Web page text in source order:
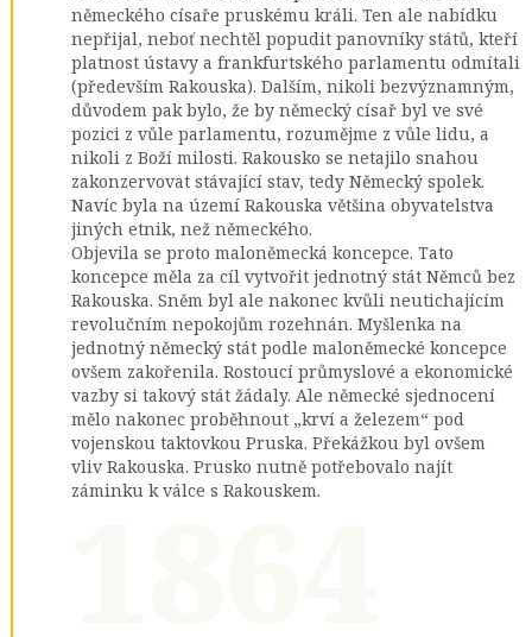
německého císaře pruskému králi. Ten ale nabídku
nepřijal, neboť nechtěl popudit panovníky států, kteří
platnost ústavy a frankfurtského parlamentu odmítali
(především Rakouska). Dalším, nikoli bezvýznamným,
důvodem pak bylo, že by německý císař byl ve své
pozici z vůle parlamentu, rozumějme z vůle lidu, a
nikoli z Boží milosti. Rakousko se netajilo snahou
zakonzervovat stávající stav, tedy Německý spolek.
Navíc byla na území Rakouska většina obyvatelstva
jiných etnik, než německého.
Objevila se proto maloněmecká koncepce. Tato
koncepce měla za cíl vytvořit jednotný stát Němců bez
Rakouska. Sněm byl ale nakonec kvůli neutichajícím
revolučním nepokojům rozehnán. Myšlenka na
jednotný německý stát podle maloněmecké koncepce
ovšem zakořenila. Rostoucí průmyslové a ekonomické
vazby si takový stát žádaly. Ale německé sjednocení
mělo nakonec proběhnout „krví a železem“ pod
vojenskou taktovkou Pruska. Překážkou byl ovšem
vliv Rakouska. Prusko nutně potřebovalo najít
záminku k válce s Rakouskem.